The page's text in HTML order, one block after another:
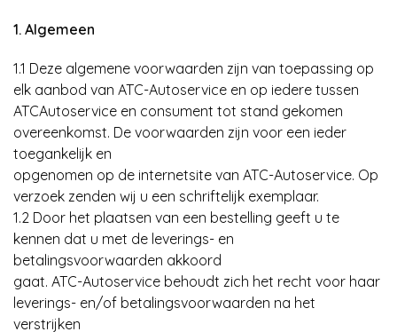
1. Algemeen
1.1 Deze algemene voorwaarden zijn van toepassing op
elk aanbod van ATC-Autoservice en op iedere tussen
ATCAutoservice en consument tot stand gekomen
overeenkomst. De voorwaarden zijn voor een ieder
toegankelijk en
opgenomen op de internetsite van ATC-Autoservice. Op
verzoek zenden wij u een schriftelijk exemplaar.
1.2 Door het plaatsen van een bestelling geeft u te
kennen dat u met de leverings- en
betalingsvoorwaarden akkoord
gaat. ATC-Autoservice behoudt zich het recht voor haar
leverings- en/of betalingsvoorwaarden na het
verstrijken